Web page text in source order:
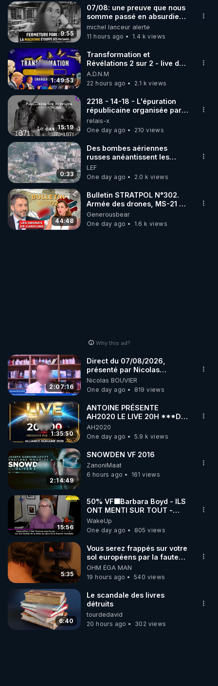
▶ 30 jours gratuit sur l’application de méditation et
de bien-être ENVOL :
Rendez-vous sur https://www.envol.app/code
le code : REGENERE
9:55
07/08: une preuve que nous
somme passé en absurdie
une dictature qui veut faire
taire ses opposant !
michel lanceur alerte
11 hours ago
1.4 k views
1:49:53
Transformation et
Révélations 2 sur 2 - live du
07/08/26
A.D.N.M
22 hours ago
2.1 k views
15:19
2218 - 14-18 - L'épuration
républicaine organisée par
les frères de la truelle
relais-x
One day ago
210 views
0:33
Des bombes aériennes
russes anéantissent les
centres de contrôle de
drones de 3 brigades
ukrainienne
LEF
One day ago
2.0 k views
44:48
Bulletin STRATPOL N°302.
Armée des drones, MS-21 en
série, missiles coréens.
07.08.2026.
Generousbear
One day ago
1.6 k views
Why this ad?
2:07:16
Direct du 07/08/2026,
présenté par Nicolas
BOUVIER
Nicolas BOUVIER
One day ago
819 views
1:35:50
ANTOINE PRÉSENTE
AH2020 LE LIVE 20H ***DU
06/08/2026***
AH2020
One day ago
5.9 k views
2:14:49
SNOWDEN VF 2016
ZanoniMaat
6 hours ago
161 views
15:56
50% VF🟩Barbara Boyd - ILS
ONT MENTI SUR TOUT -
Jocelyne Traduction
WakeUp
One day ago
805 views
5:35
Vous serez frappés sur votre
sol européens par la faute
des dirigeants qui s'en
mettent dans le nez
OHM ÉGA MAN
19 hours ago
540 views
6:40
Le scandale des livres
détruits
tourdedavid
20 hours ago
302 views